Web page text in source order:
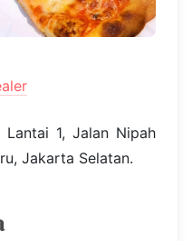
1, Jalan Nipah
Jakarta Selatan.